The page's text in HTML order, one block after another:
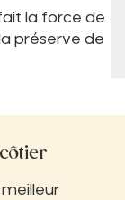
la force de
préserve de